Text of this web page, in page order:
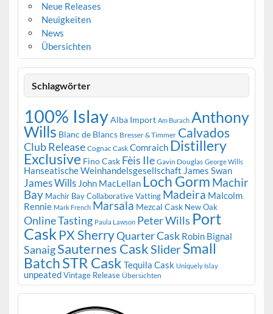
Neue Releases
Neuigkeiten
News
Übersichten
Schlagwörter
100% IslayAlba Import Am Burach Anthony
Wills Blanc de Blancs Bresser & Timmer Calvados
Club Release Cognac Cask Comraich Distillery
Exclusive Fino Cask Fèis Ile Gavin Douglas George Wills
Hanseatische Weinhandelsgesellschaft James Swan
James Wills John MacLellan Loch Gorm Machir
Bay Machir Bay Collaborative Vatting Madeira Malcolm
Rennie Mark French Marsala Mezcal Cask New Oak
Online Tasting Paula Lawson Peter Wills Port
Cask PX SherryQuarter Cask Robin Bignal
SanaigSauternes Cask SliderSmall
BatchSTR Cask Tequila Cask Uniquely Islay
unpeatedVintage Release Übersichten